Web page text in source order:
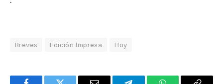
Breves Edición Impresa Hoy